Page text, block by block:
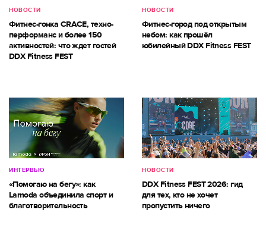
НОВОСТИ
Фитнес-гонка CRACE, техно-
перформанс и более 150
активностей: что ждет гостей
DDX Fitness FEST
НОВОСТИ
Фитнес-город под открытым
небом: как прошёл
юбилейный DDX Fitness FEST
ИНТЕРВЬЮ
«Помогаю на бегу»: как
Lamoda объединила спорт и
благотворительность
НОВОСТИ
DDX Fitness FEST 2026: гид
для тех, кто не хочет
пропустить ничего